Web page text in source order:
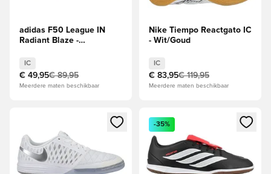
adidas F50 League IN
Radiant Blaze -
IC
€ 49,95€ 89,95
Meerdere maten beschikbaar
Nike Tiempo Reactgato IC
- Wit/Goud
IC
€ 83,95€ 119,95
Meerdere maten beschikbaar
Opent een venster om in te loggen of je aan te melden als
Opent een venster om in te
-35%